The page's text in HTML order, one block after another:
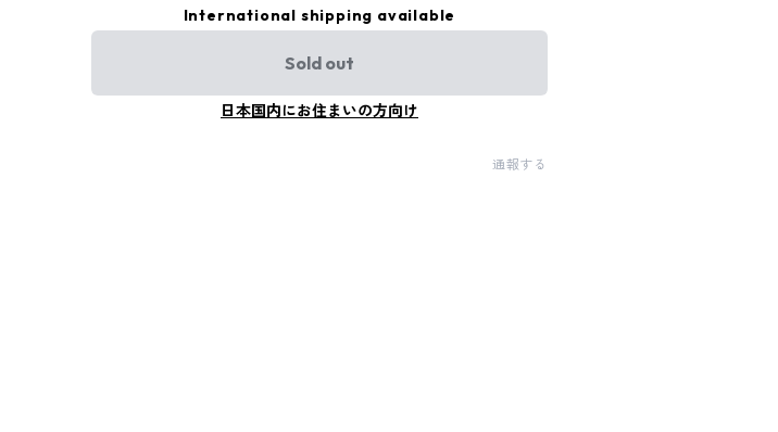
International shipping available
Sold out
日本国内にお住まいの方向け
通報する